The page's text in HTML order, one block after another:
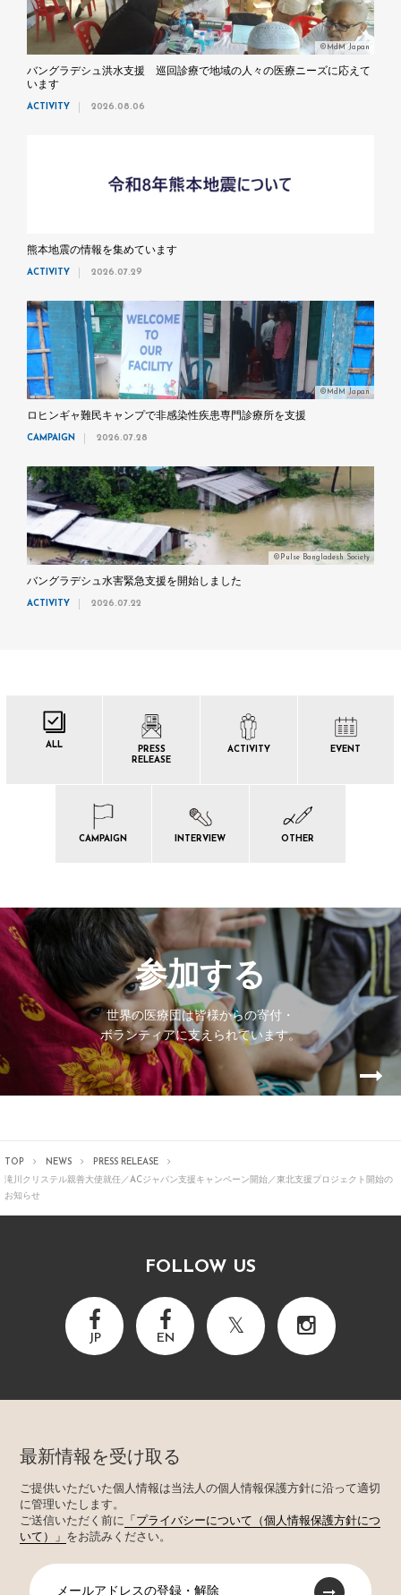
©MdM Japan
バングラデシュ洪水支援 巡回診療で地域の人々の医療ニーズに応えて
います
ACTIVITY 2026.08.06
熊本地震の情報を集めています
ACTIVITY 2026.07.29
©MdM Japan
ロヒンギャ難民キャンプで非感染性疾患専門診療所を支援
CAMPAIGN 2026.07.28
©Pulse Bangladesh Society
バングラデシュ水害緊急支援を開始しました
ACTIVITY 2026.07.22
ALL
PRESS
RELEASE
ACTIVITY EVENT
CAMPAIGN INTERVIEW OTHER
参加する
世界の医療団は皆様からの寄付・
ボランティアに支えられています。
TOP NEWS
PRESS RELEASE
滝川クリステル親善大使就任／ACジャパン支援キャンペーン開始／東北支援プロジェクト開始の
お知らせ
FOLLOW US
JP EN
最新情報を受け取る
ご提供いただいた個人情報は当法人の個人情報保護方針に沿って適切
に管理いたします。
ご送信いただく前に
「プライバシーについて（個人情報保護方針につ
いて）」 をお読みください。
メールアドレスの登録・解除